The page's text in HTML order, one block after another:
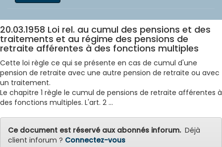
20.03.1958 Loi rel. au cumul des pensions et des
traitements et au régime des pensions de
retraite afférentes à des fonctions multiples
Cette loi règle ce qui se présente en cas de cumul d'une
pension de retraite avec une autre pension de retraite ou avec
un traitement.
Le chapitre 1 règle le cumul de pensions de retraite afférentes à
des fonctions multiples. L'art. 2 ...
Ce document est réservé aux abonnés inforum.Déjà
client inforum ? Connectez-vous